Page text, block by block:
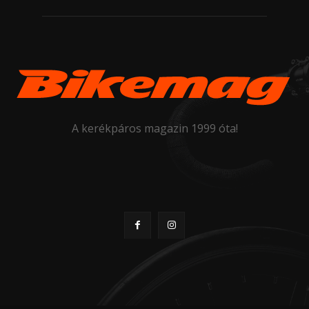
A kerékpáros magazin 1999 óta!